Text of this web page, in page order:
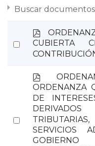
Buscar documentos
Select
p
d
f
CUBIERTA
Select
p
d
f
ORDENANZA
DE
SERVICIOS